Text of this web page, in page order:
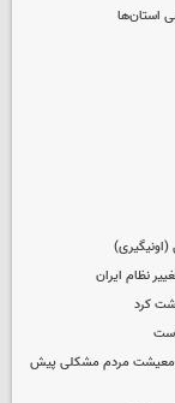
استان‌ها
نظام ایران
کرد
در معیشت مردم مشکلی پیش